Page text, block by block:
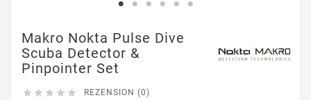
Makro Nokta Pulse Dive
Scuba Detector &
Pinpointer Set
     REZENSION (0)